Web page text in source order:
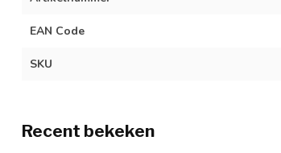
EAN Code
SKU
Recent bekeken